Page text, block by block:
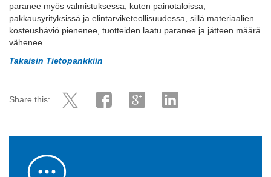
paranee myös valmistuksessa, kuten painotaloissa,
pakkausyrityksissä ja elintarviketeollisuudessa, sillä materiaalien
kosteushäviö pienenee, tuotteiden laatu paranee ja jätteen määrä
vähenee.
Takaisin Tietopankkiin
Share this: